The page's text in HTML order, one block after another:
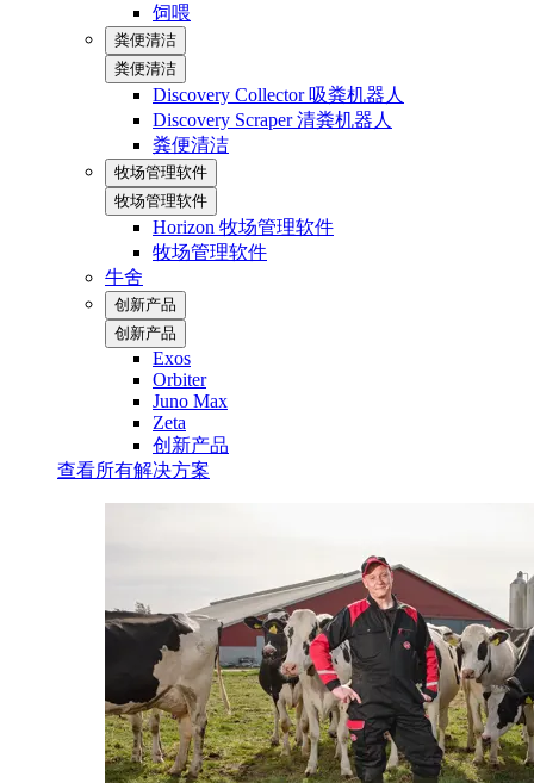
饲喂
粪便清洁
粪便清洁
Discovery Collector 吸粪机器人
Discovery Scraper 清粪机器人
粪便清洁
牧场管理软件
牧场管理软件
Horizon 牧场管理软件
牧场管理软件
牛舍
创新产品
创新产品
Exos
Orbiter
Juno Max
Zeta
创新产品
查看所有解决方案